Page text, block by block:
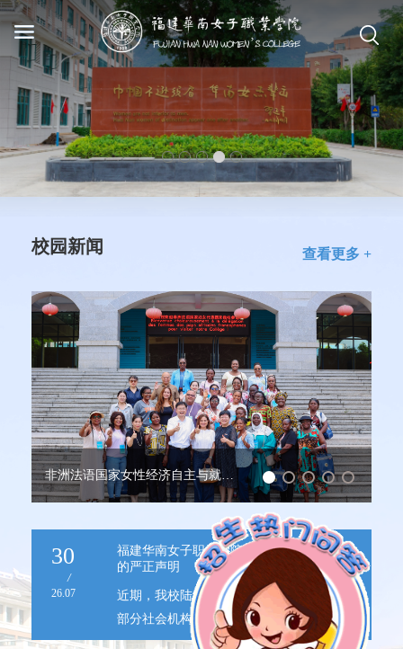
校园新闻 查看更多 +
非洲法语国家女性经济自主与就业培训班来校参访
30
/
26.07
福建华南女子职业学院关于规范招生宣传
的严正声明
近期，我校陆续接到考生及家长反映：有
部分社会机构、个人擅自以“福建华南女子
职业学院”“合作单位”“校内招生代理”等名